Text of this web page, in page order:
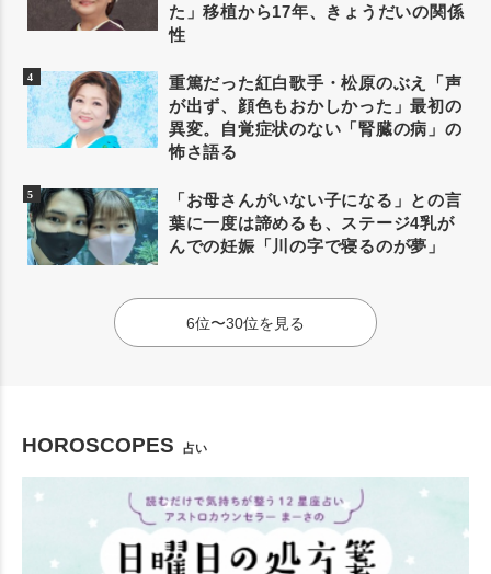
た」移植から17年、きょうだいの関係
性
重篤だった紅白歌手・松原のぶえ「声
が出ず、顔色もおかしかった」最初の
異変。自覚症状のない「腎臓の病」の
怖さ語る
「お母さんがいない子になる」との言
葉に一度は諦めるも、ステージ4乳が
んでの妊娠「川の字で寝るのが夢」
6位〜30位を見る
HOROSCOPES 占い